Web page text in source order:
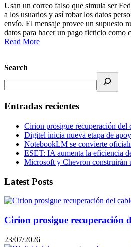
Usan un correo falso que simula ser
a los usuarios y así robar los datos
envío. El mensaje provee un supuesto
datos para hacer un pago ficticio como
Read More
Search
Entradas recientes
Cirion prosigue recuperación del
Digitel inicia nueva etapa de
NotebookLM se convierte
ESET: IA aumenta la eficiencia
Microsoft y Chevron construirán
Latest Posts
Cirion prosigue recuperación
23/07/2026